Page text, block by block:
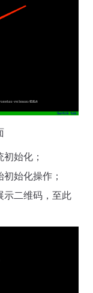
始化；
始化操作；
示二维码，至此